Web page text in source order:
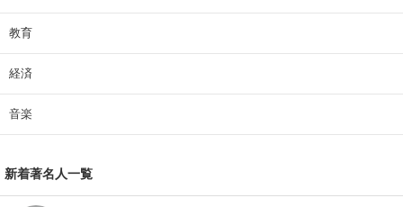
教育
経済
音楽
新着著名人一覧